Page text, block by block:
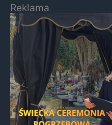
Reklama